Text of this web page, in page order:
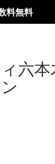
料無料
六本